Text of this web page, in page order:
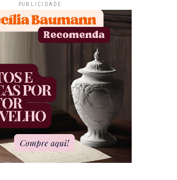
PUBLICIDADE